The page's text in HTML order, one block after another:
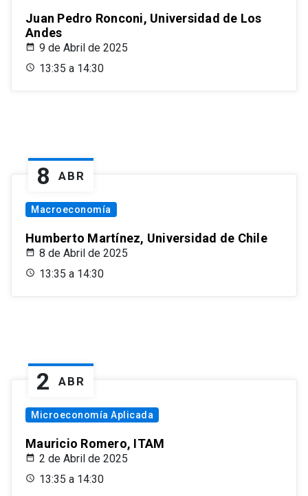
Juan Pedro Ronconi, Universidad de Los
Andes
9 de Abril de 2025
13:35 a 14:30
8 ABR
Macroeconomía
Humberto Martínez, Universidad de Chile
8 de Abril de 2025
13:35 a 14:30
2 ABR
Microeconomía Aplicada
Mauricio Romero, ITAM
2 de Abril de 2025
13:35 a 14:30